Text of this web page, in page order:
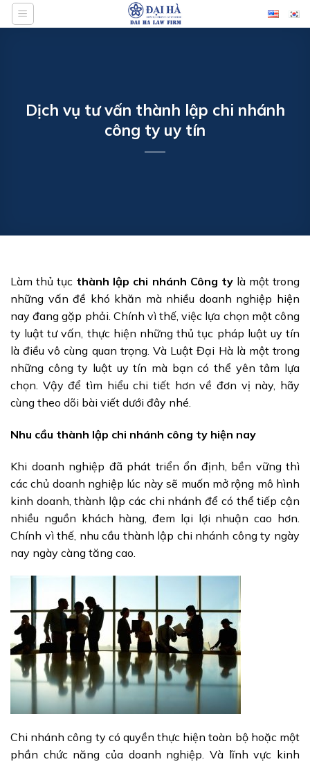
Bỏ
qua
Dịch vụ tư vấn thành lập chi nhánh
công ty uy tín
Làm thủ tục thành lập chi nhánh Công tylà một trong
những vấn đề khó khăn mà nhiều doanh nghiệp hiện
nay đang gặp phải. Chính vì thế, việc lựa chọn một công
ty luật tư vấn, thực hiện những thủ tục pháp luật uy tín
là điều vô cùng quan trọng. Và Luật Đại Hà là một trong
những công ty luật uy tín mà bạn có thể yên tâm lựa
chọn. Vậy để tìm hiểu chi tiết hơn về đơn vị này, hãy
cùng theo dõi bài viết dưới đây nhé.
Nhu cầu thành lập chi nhánh công ty hiện nay
Khi doanh nghiệp đã phát triển ổn định, bền vững thì
các chủ doanh nghiệp lúc này sẽ muốn mở rộng mô hình
kinh doanh, thành lập các chi nhánh để có thể tiếp cận
nhiều nguồn khách hàng, đem lại lợi nhuận cao hơn.
Chính vì thế, nhu cầu thành lập chi nhánh công ty ngày
nay ngày càng tăng cao.
Chi nhánh công ty có quyền thực hiện toàn bộ hoặc một
phần chức năng của doanh nghiệp. Và lĩnh vực kinh